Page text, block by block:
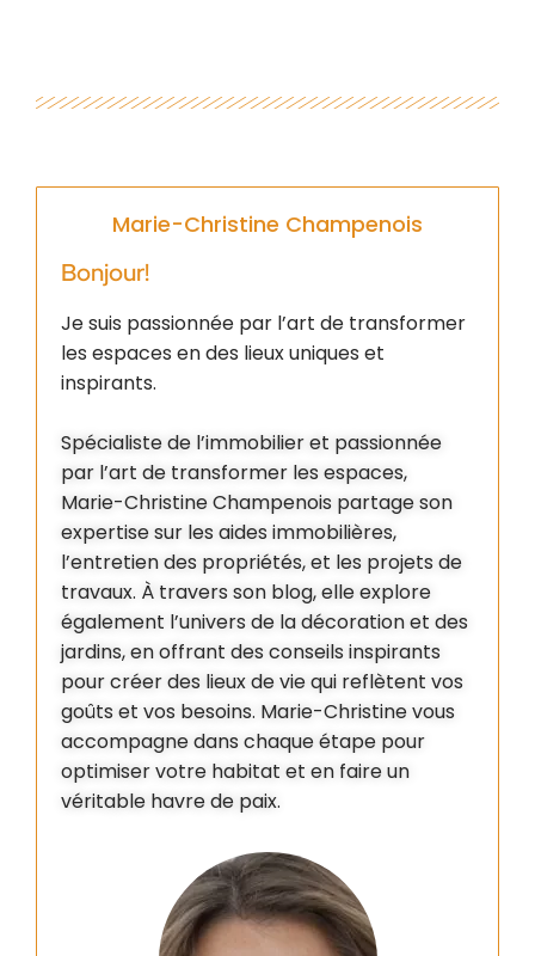
Marie-Christine Champenois
Bonjour!
Je suis passionnée par l’art de transformer
les espaces en des lieux uniques et
inspirants.
Spécialiste de l’immobilier et passionnée
par l’art de transformer les espaces,
Marie-Christine Champenois partage son
expertise sur les aides immobilières,
l’entretien des propriétés, et les projets de
travaux. À travers son blog, elle explore
également l’univers de la décoration et des
jardins, en offrant des conseils inspirants
pour créer des lieux de vie qui reflètent vos
goûts et vos besoins. Marie-Christine vous
accompagne dans chaque étape pour
optimiser votre habitat et en faire un
véritable havre de paix.